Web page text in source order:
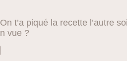
t’a piqué la recette l’autre
vue ?